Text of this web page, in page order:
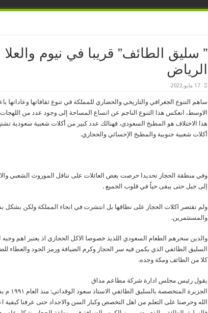
” سليق الطائف” قريبا في نيوم
الرياض
17 مايو,2022
ساهم التنوع الجغرافي والتاريخي والحضاري للمملكة في تنوع ثقافاتها وعاداتها
الاوسط، انعكس هذا التنوع الناجم عن اتساع المساحة إلى وجود عدد من اللهجات
هذا الاختلاف هو المطبخ السعودي، فهنالك عدد كبير من أكلات شعبية سعودية
أكلات شعبية جنوبية والمطبخ الإحسائي والحجازي.
وفي منطقة الحجاز تحديدا حرصت بعض العائلات على تناقل الموروث الشعبي
إلى جيل حتى يبقى حياً في قلوب الجميع .
ولم تقتصر اكلات الحجاز على نطاقها بل انتشرت في انحاء المملكة ولكن
والمستثمرين.
والذين سحرهم الطعام السعودي اللذيذ خصوصا الاكل الحجازي اذ يعتبر اهم وجبه
السليق الطائفي الذي يكمن فيه سر الحجاز وكرم الضيافة ورمز الجود والعطاء
كلا من الطائف ومكة وجده.
يقول رئيس مجلس ادارة شركة مطاعم مذاق
الجزيرة
الله وحرصنا على التعلم من اهل التخصص وكبار السن والاجداد حتى عرفنا كيفية